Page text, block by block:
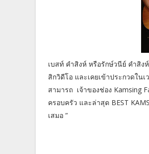
เบสท์ คำสิงห์ หรือรักษ์วนีย์ คำสิ
สิกวิดีโอ และเคยเข้าประกวดใน
สามารถ เจ้าของช่อง Kamsing
ครอบครัว และล่าสุด BEST
เสมอ ”